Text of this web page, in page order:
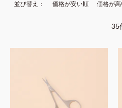
並び替え 価格が安い順 価格が
35